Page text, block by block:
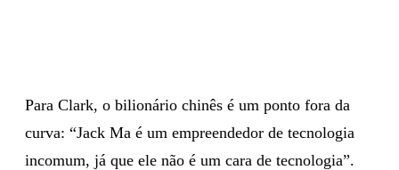
Para Clark, o bilionário chinês é um ponto fora da
curva: “Jack Ma é um empreendedor de tecnologia
incomum, já que ele não é um cara de tecnologia”.